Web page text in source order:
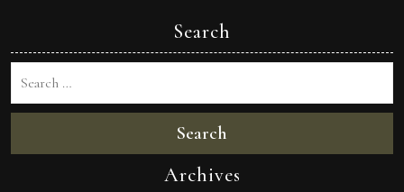
Search
Search
Archives